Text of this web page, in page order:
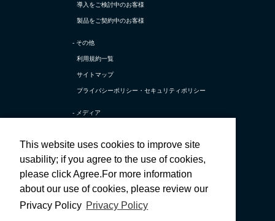
導入をご検討中のお客様
製品をご契約中のお客様
- その他
利用規約一覧
サイトマップ
プライバシーポリシー・ セキュリティポリシー
- メディア
テラスカイ公式 X
テラスカイ公式 採用X
テラスカイ公式 Facebook
テラスカイ公式 採用Facebook
テラスカイ公式 YouTube
This website uses cookies to improve site
usability; if you agree to the use of cookies,
please click Agree.For more information
about our use of cookies, please review our
Privacy Policy Privacy Policy